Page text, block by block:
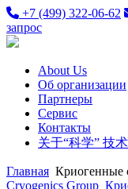
+7 (499) 322-06-62
запрос
About Us
Об организации
Партнеры
Сервис
Контакты
关于“科学” 技
Главная Криогенные
Cryogenics Group